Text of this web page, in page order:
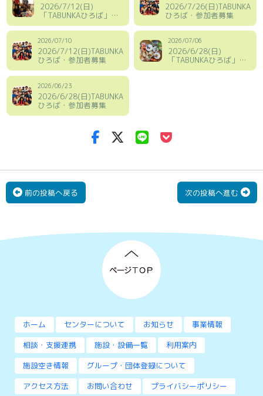
2026/7/12(日)
「TABUNKAひろば」レ
ポート
2026/7/26(日)TABUNKA
ひろば・参加者募集
2026/07/10
2026/7/12(日)TABUNKA
ひろば・参加者募集
2026/07/06
2026/6/28(日)
「TABUNKAひろば」レ
ポート
2026/06/23
2026/6/28(日)TABUNKA
ひろば・参加者募集
前の投稿へ戻る 次の投稿へ進む
ホーム センターについて お知らせ
事業情報
相談・支援連携
施設・設備一覧
利用案内
施設空き情報
グループ・団体登録について
アクセス方法
お問い合わせ プライバシーポリシー